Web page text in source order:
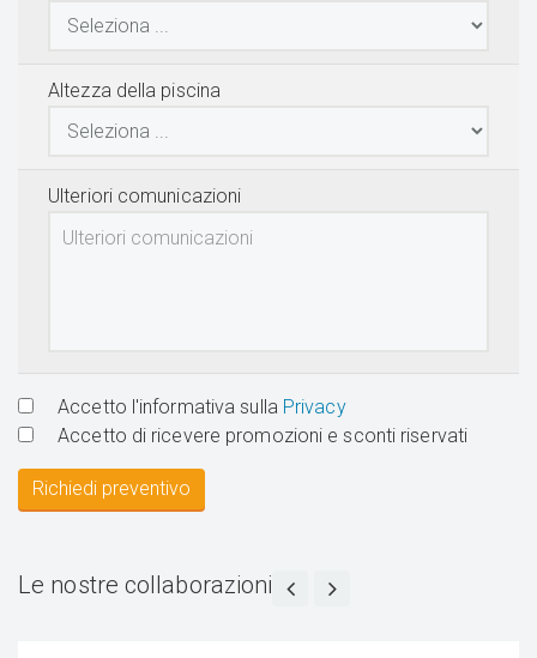
Altezza della piscina
Ulteriori comunicazioni
Accetto l'informativa sulla Privacy
Accetto di ricevere promozioni e sconti riservati
Richiedi preventivo
Le nostre collaborazioni